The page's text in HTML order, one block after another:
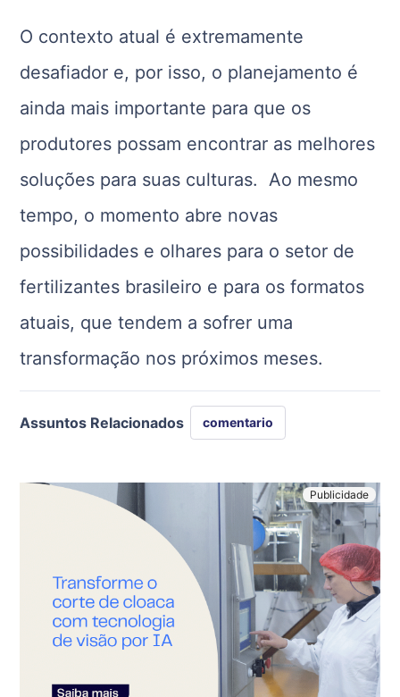
O contexto atual é extremamente
desafiador e, por isso, o planejamento é
ainda mais importante para que os
produtores possam encontrar as melhores
soluções para suas culturas. Ao mesmo
tempo, o momento abre novas
possibilidades e olhares para o setor de
fertilizantes brasileiro e para os formatos
atuais, que tendem a sofrer uma
transformação nos próximos meses.
Assuntos Relacionados comentario